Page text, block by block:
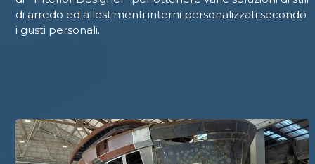
di arredo ed allestimenti interni personalizzati secondo
i gusti personali.